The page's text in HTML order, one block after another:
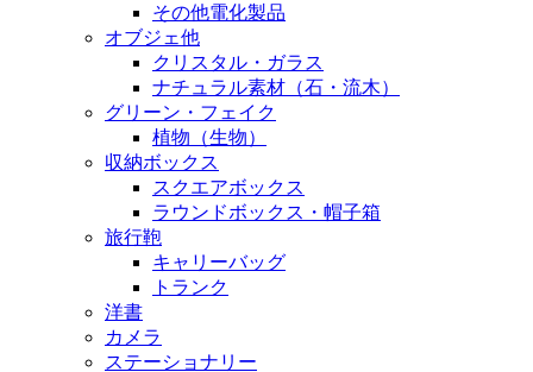
その他電化製品
オブジェ他
クリスタル・ガラス
ナチュラル素材（石・流木）
グリーン・フェイク
植物（生物）
収納ボックス
スクエアボックス
ラウンドボックス・帽子箱
旅行鞄
キャリーバッグ
トランク
洋書
カメラ
ステーショナリー